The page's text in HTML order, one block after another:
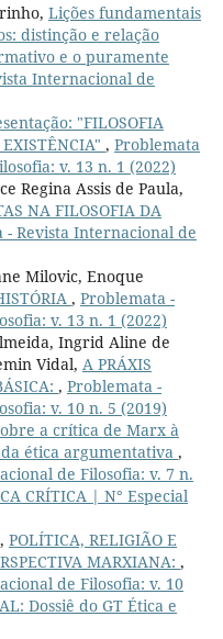
Lições fundamentais
distinção e relação
e o puramente
Internacional de
"FILOSOFIA
, Problemata
v. 13 n. 1 (2022)
Regina Assis de Paula,
NA FILOSOFIA DA
- Revista Internacional de
Milovic, Enoque
, Problemata -
v. 13 n. 1 (2022)
Ingrid Aline de
Vidal, A PRÁXIS
, Problemata -
v. 10 n. 5 (2019)
a crítica de Marx à
ética argumentativa ,
de Filosofia: v. 7 n.
CRÍTICA | N° Especial
POLÍTICA, RELIGIÃO E
MARXIANA: ,
de Filosofia: v. 10
Dossiê do GT Ética e